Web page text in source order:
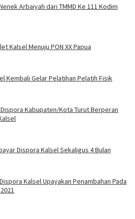
Arbaiyah dari TMMD Ke 111 Kodim
Kalsel Menuju PON XX Papua
Kembali Gelar Pelatihan Pelatih Fisik
Kabupaten/Kota Turut Berperan
Dispora Kalsel Sekaligus 4 Bulan
Kalsel Upayakan Penambahan Pada